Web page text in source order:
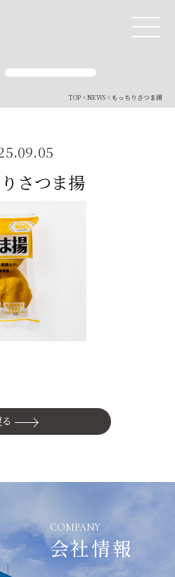
制
い安心
発
理
歴史
ル中
TOP<NEWS< もっちりさつま揚
さつま揚
COMPANY
会社情報